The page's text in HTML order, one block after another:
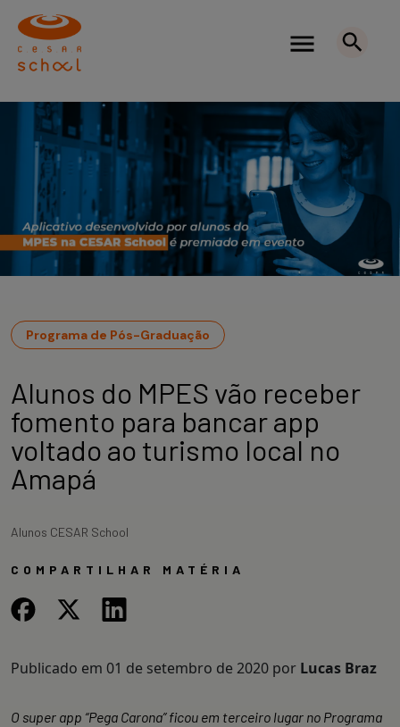
Programa de Pós-Graduação
Alunos do MPES vão receber
fomento para bancar app
voltado ao turismo local no
Amapá
Alunos CESAR School
COMPARTILHAR MATÉRIA
Publicado em 01 de setembro de 2020 por Lucas Braz
O super app “Pega Carona” ficou em terceiro lugar no Programa